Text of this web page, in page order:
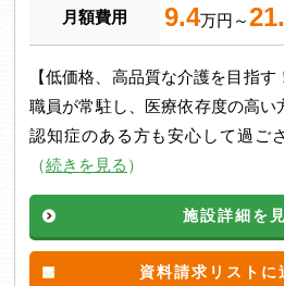
月額費用 9.4万円～
【低価格、高品質な介護を目指
職員が常駐し、医療依存度の高い
認知症のある方も安心して過ご
（続きを見る ）
施設詳細を
資料請求リストに